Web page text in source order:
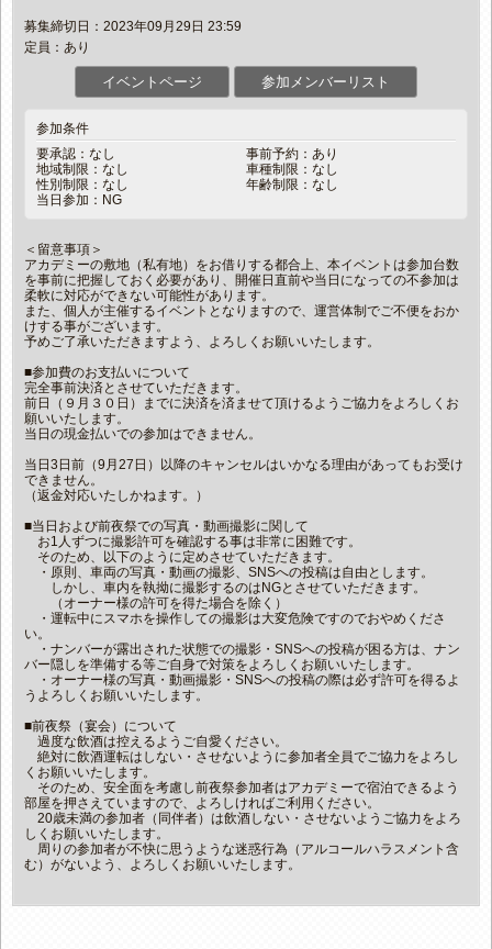
募集締切日：2023年09月29日 23:59
定員：あり
イベントページ 参加メンバーリスト
参加条件
要承認：なし
事前予約：あり
地域制限：なし
車種制限：なし
性別制限：なし
年齢制限：なし
当日参加：NG
＜留意事項＞
アカデミーの敷地（私有地）をお借りする都合上、本イベントは参加台数
を事前に把握しておく必要があり、開催日直前や当日になっての不参加は
柔軟に対応ができない可能性があります。
また、個人が主催するイベントとなりますので、運営体制でご不便をおか
けする事がございます。
予めご了承いただきますよう、よろしくお願いいたします。
■参加費のお支払いについて
完全事前決済とさせていただきます。
前日（９月３０日）までに決済を済ませて頂けるようご協力をよろしくお
願いいたします。
当日の現金払いでの参加はできません。
当日3日前（9月27日）以降のキャンセルはいかなる理由があってもお受け
できません。
（返金対応いたしかねます。）
■当日および前夜祭での写真・動画撮影に関して
お1人ずつに撮影許可を確認する事は非常に困難です。
そのため、以下のように定めさせていただきます。
・原則、車両の写真・動画の撮影、SNSへの投稿は自由とします。
しかし、車内を執拗に撮影するのはNGとさせていただきます。
（オーナー様の許可を得た場合を除く）
・運転中にスマホを操作しての撮影は大変危険ですのでおやめくださ
い。
・ナンバーが露出された状態での撮影・SNSへの投稿が困る方は、ナン
バー隠しを準備する等ご自身で対策をよろしくお願いいたします。
・オーナー様の写真・動画撮影・SNSへの投稿の際は必ず許可を得るよ
うよろしくお願いいたします。
■前夜祭（宴会）について
過度な飲酒は控えるようご自愛ください。
絶対に飲酒運転はしない・させないように参加者全員でご協力をよろし
くお願いいたします。
そのため、安全面を考慮し前夜祭参加者はアカデミーで宿泊できるよう
部屋を押さえていますので、よろしければご利用ください。
20歳未満の参加者（同伴者）は飲酒しない・させないようご協力をよろ
しくお願いいたします。
周りの参加者が不快に思うような迷惑行為（アルコールハラスメント含
む）がないよう、よろしくお願いいたします。